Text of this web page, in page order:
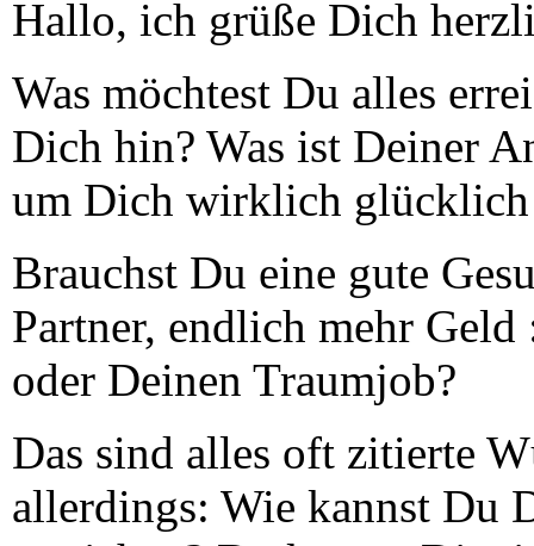
Hallo, ich grüße Dich
Was möchtest Du alles
Dich hin? Was ist Deiner
um Dich wirklich glücklich
Brauchst Du eine gute
Partner, endlich mehr
oder Deinen Traumjob?
Das sind alles oft zitierte
allerdings: Wie kannst Du